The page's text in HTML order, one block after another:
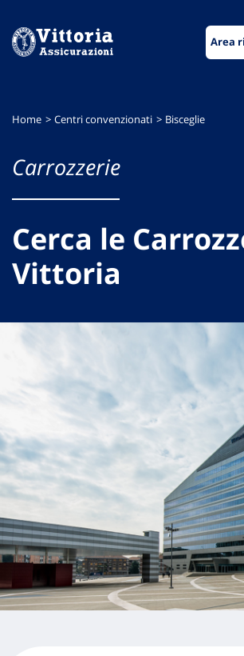
menu
contenuto
footer
Area
Home Centri convenzionati Bisceglie
Carrozzerie
Cerca le
Vittoria